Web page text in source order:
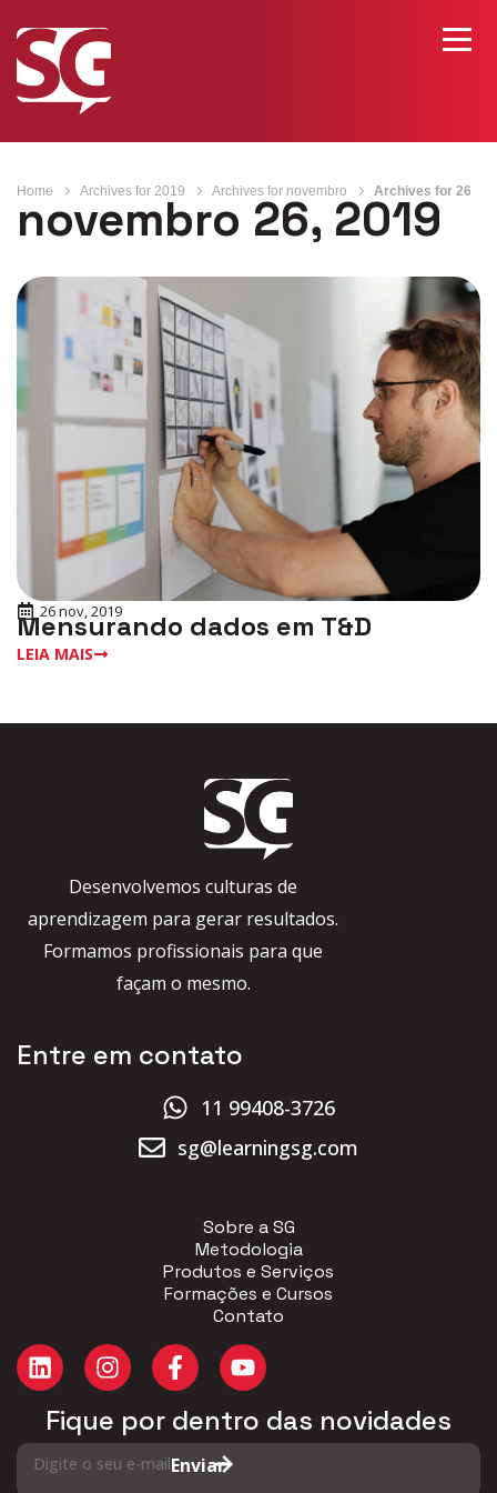
Home Archives for 2019 Archives for novembro Archives for 26
novembro 26, 2019
26 nov, 2019
Mensurando dados em T&D
LEIA MAIS
Desenvolvemos culturas de
aprendizagem para gerar resultados.
Formamos profissionais para que
façam o mesmo.
Entre em contato
11 99408-3726
sg@learningsg.com
Sobre a SG
Metodologia
Produtos e Serviços
Formações e Cursos
Contato
Fique por dentro das novidades
Digite o seu e-mailEnviar